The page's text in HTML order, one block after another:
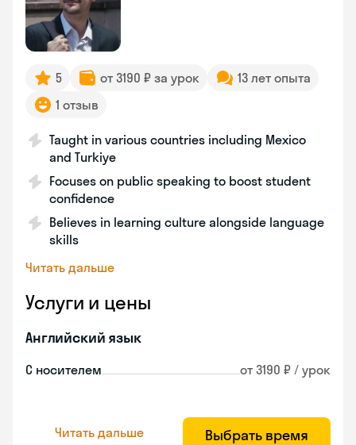
5 от 3190 ₽ за урок
13 лет опыта
1 отзыв
Taught in various countries including Mexico
and Turkiye
Focuses on public speaking to boost student
confidence
Believes in learning culture alongside language
skills
Читать дальше
Услуги и цены
Английский язык
С носителем от 3190 ₽ / урок
Читать дальше Выбрать время